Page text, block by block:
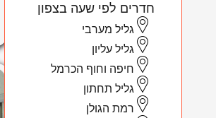
חדרים לפי שעה בצפון
גליל מערבי
גליל עליון
חיפה וחוף הכרמל
גליל תחתון
רמת הגולן